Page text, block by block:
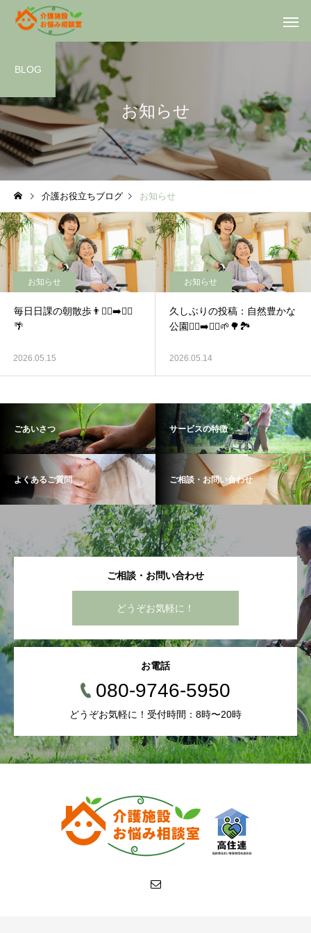
利他の心 散歩🏞️
お知らせ
BLOG
介護お役立ちブログ お知らせ
お知らせ
毎日日課の朝散歩👨🚶‍♂️‍➡️🚵‍♀️
🌴
2026.05.15
お知らせ
久しぶりの投稿：自然豊かな
公園🧎‍♂️‍➡️🚵‍♀️🌱🌳🏞️
2026.05.14
ごあいさつ サービスの特徴
よくあるご質問 ご相談・お問い合わせ
ご相談・お問い合わせ
どうぞお気軽に！
お電話
080-9746-5950
どうぞお気軽に！受付時間：8時〜20時